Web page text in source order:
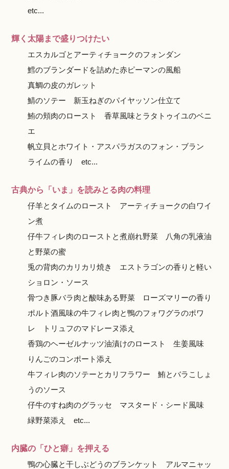
etc...
輝く太陽まで盛りつけたい
エスカルゴとアーティチョークのフォンダン
鱈のブランダードを詰めた赤ピーマンの風船
真鯛の皮のガレット
鯖のソテー 新玉ねぎのパイヤッソン仕立て
鮪の頬肉のロースト 香草風味とラタトゥイユのベニ
エ
帆立貝とホワイト・アスパラガスのフォン・ブラン
ライムの香り etc...
古典から「いま」を読みとる肉の料理
仔羊とタイムのロースト アーティチョークの白ワイ
ン煮
仔牛フィレ肉のローストと煮崩れ野菜 八角の乳液油
と野菜の蜜
兎の背肉のカリカリ焼き エストラゴンの香りと軽い
ショロン・ソース
骨つき豚バラ肉と酸味ある野菜 ローズマリーの香り
ポルト酒風味の牛フィレ肉と鴨のフォワグラのポワ
レ トリュフのマドレーヌ添え
香鶏のヘーゼルナッツ油漬けのロースト 生姜風味
りんごのコンポート添え
牛フィレ肉のソテーとカリフラワー 鮪とバラこしょ
うのソース
仔牛のすね肉のグラッセ マスタード・シード風味
緑野菜添え etc...
内臓の「ひと癖」を押える
鴨の心臓と干しぶどうのブランケット アルマニャッ